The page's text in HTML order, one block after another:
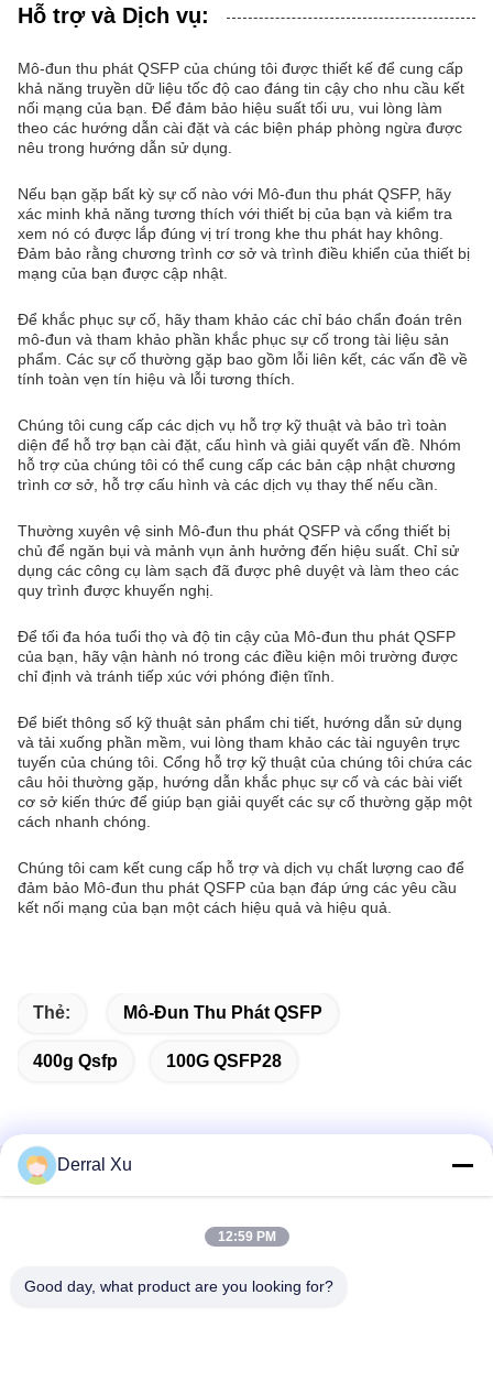
Hỗ trợ và Dịch vụ:
Mô-đun thu phát QSFP của chúng tôi được thiết kế để cung cấp
khả năng truyền dữ liệu tốc độ cao đáng tin cậy cho nhu cầu kết
nối mạng của bạn. Để đảm bảo hiệu suất tối ưu, vui lòng làm
theo các hướng dẫn cài đặt và các biện pháp phòng ngừa được
nêu trong hướng dẫn sử dụng.
Nếu bạn gặp bất kỳ sự cố nào với Mô-đun thu phát QSFP, hãy
xác minh khả năng tương thích với thiết bị của bạn và kiểm tra
xem nó có được lắp đúng vị trí trong khe thu phát hay không.
Đảm bảo rằng chương trình cơ sở và trình điều khiển của thiết bị
mạng của bạn được cập nhật.
Để khắc phục sự cố, hãy tham khảo các chỉ báo chẩn đoán trên
mô-đun và tham khảo phần khắc phục sự cố trong tài liệu sản
phẩm. Các sự cố thường gặp bao gồm lỗi liên kết, các vấn đề về
tính toàn vẹn tín hiệu và lỗi tương thích.
Chúng tôi cung cấp các dịch vụ hỗ trợ kỹ thuật và bảo trì toàn
diện để hỗ trợ bạn cài đặt, cấu hình và giải quyết vấn đề. Nhóm
hỗ trợ của chúng tôi có thể cung cấp các bản cập nhật chương
trình cơ sở, hỗ trợ cấu hình và các dịch vụ thay thế nếu cần.
Thường xuyên vệ sinh Mô-đun thu phát QSFP và cổng thiết bị
chủ để ngăn bụi và mảnh vụn ảnh hưởng đến hiệu suất. Chỉ sử
dụng các công cụ làm sạch đã được phê duyệt và làm theo các
quy trình được khuyến nghị.
Để tối đa hóa tuổi thọ và độ tin cậy của Mô-đun thu phát QSFP
của bạn, hãy vận hành nó trong các điều kiện môi trường được
chỉ định và tránh tiếp xúc với phóng điện tĩnh.
Để biết thông số kỹ thuật sản phẩm chi tiết, hướng dẫn sử dụng
và tải xuống phần mềm, vui lòng tham khảo các tài nguyên trực
tuyến của chúng tôi. Cổng hỗ trợ kỹ thuật của chúng tôi chứa các
câu hỏi thường gặp, hướng dẫn khắc phục sự cố và các bài viết
cơ sở kiến thức để giúp bạn giải quyết các sự cố thường gặp một
cách nhanh chóng.
Chúng tôi cam kết cung cấp hỗ trợ và dịch vụ chất lượng cao để
đảm bảo Mô-đun thu phát QSFP của bạn đáp ứng các yêu cầu
kết nối mạng của bạn một cách hiệu quả và hiệu quả.
Thẻ: Mô-Đun Thu Phát QSFP
400g Qsfp 100G QSFP28
Liên lạc nhanh
Tòa nhà 2 #, số 1000 Đại lộ Tiangong, đường Xinxing, Khu
Derral Xu
12:59 PM
Good day, what product are you looking for?